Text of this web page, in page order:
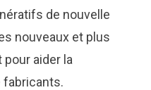
de nouvelle
nouveaux et plus
aider la
fabricants.